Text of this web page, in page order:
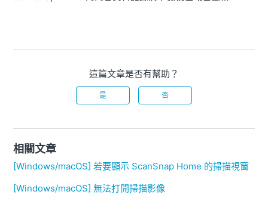
這篇文章是否有幫助？
是 否
相關文章
[Windows/macOS] 若要顯示 ScanSnap Home 的掃描視窗
[Windows/macOS] 無法打開掃描影像